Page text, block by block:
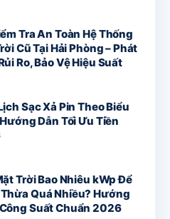
Tra An Toàn Hệ Thống
Cũ Tại Hải Phòng – Phát
Ro, Bảo Vệ Hiệu Suất
Sạc Xả Pin Theo Biểu
Dẫn Tối Ưu Tiền
Trời Bao Nhiêu kWp Để
Quá Nhiều? Hướng
Suất Chuẩn 2026